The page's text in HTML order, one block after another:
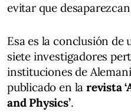
evitar que
Esa es la conclusión
siete investigadores
instituciones de
publicado en la revista
and Physics’.